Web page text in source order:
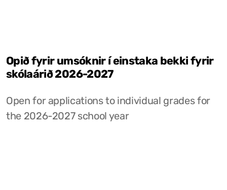
Opið fyrir umsóknir í einstaka bekki fyrir
skólaárið 2026-2027
Open for applications to individual grades for
the 2026-2027 school year